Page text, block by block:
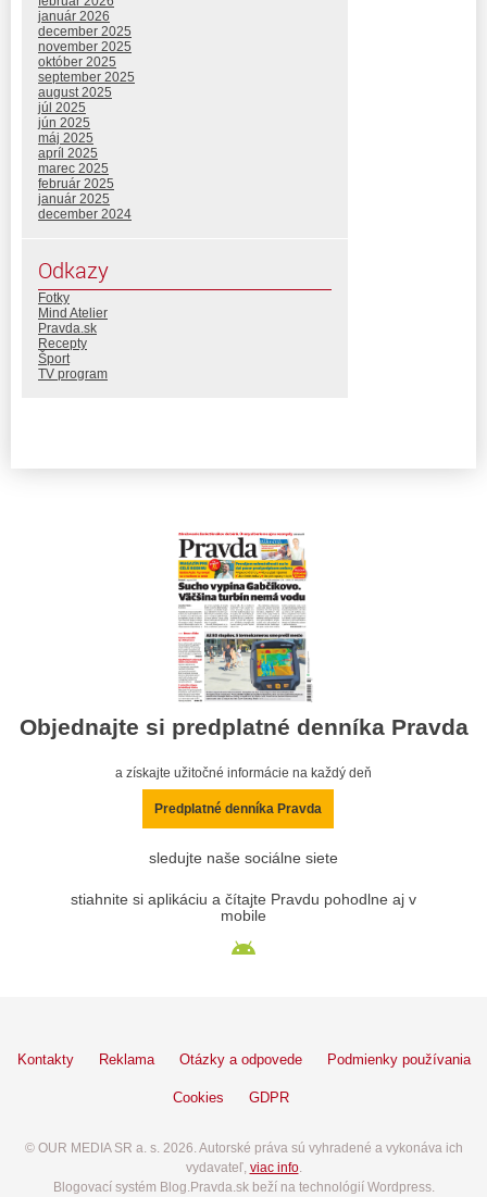
január 2026
december 2025
november 2025
október 2025
september 2025
august 2025
júl 2025
jún 2025
máj 2025
apríl 2025
marec 2025
február 2025
január 2025
december 2024
Odkazy
Fotky
Mind Atelier
Pravda.sk
Recepty
Šport
TV program
Objednajte si predplatné denníka Pravda
a získajte užitočné informácie na každý deň
Predplatné denníka Pravda
sledujte naše sociálne siete
stiahnite si aplikáciu a čítajte Pravdu pohodlne aj v
mobile
Kontakty Reklama Otázky a odpovede Podmienky používania
Cookies GDPR
© OUR MEDIA SR a. s. 2026. Autorské práva sú vyhradené a vykonáva ich
vydavateľ, viac info.
Blogovací systém Blog.Pravda.sk beží na technológií Wordpress.